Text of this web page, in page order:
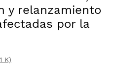
y relanzamiento
por la
K)